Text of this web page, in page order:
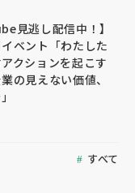
見逃し配信中！】
ベント「わたした
クションを起こす
の見えない価値、
すべて